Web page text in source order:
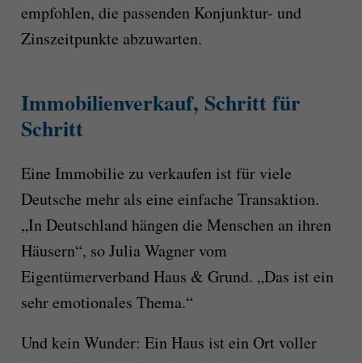
empfohlen, die passenden Konjunktur- und
Zinszeitpunkte abzuwarten.
Immobilienverkauf, Schritt für
Schritt
Eine Immobilie zu verkaufen ist für viele
Deutsche mehr als eine einfache Transaktion.
„In Deutschland hängen die Menschen an ihren
Häusern“, so Julia Wagner vom
Eigentümerverband Haus & Grund. „Das ist ein
sehr emotionales Thema.“
Und kein Wunder: Ein Haus ist ein Ort voller